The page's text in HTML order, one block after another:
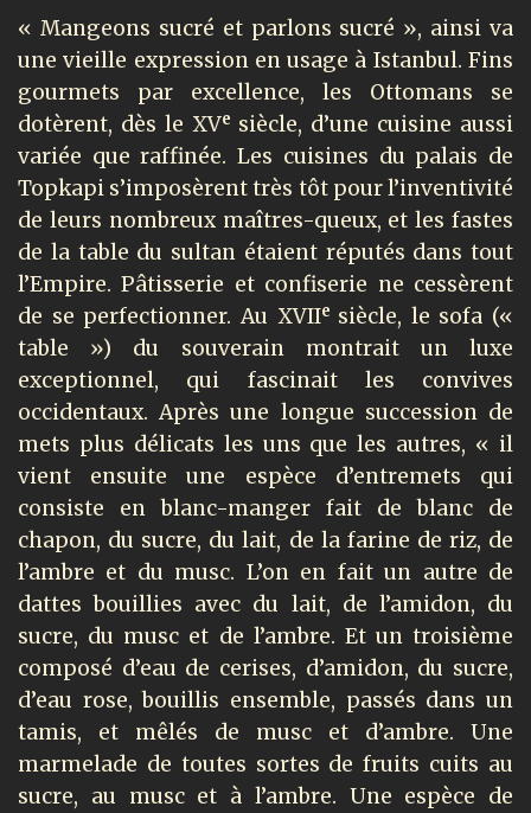
« Mangeons sucré et parlons sucré », ainsi va
une vieille expression en usage à Istanbul. Fins
gourmets par excellence, les Ottomans se
dotèrent, dès le XVe siècle, d’une cuisine aussi
variée que raffinée. Les cuisines du palais de
Topkapi s’imposèrent très tôt pour l’inventivité
de leurs nombreux maîtres-queux, et les fastes
de la table du sultan étaient réputés dans tout
l’Empire. Pâtisserie et confiserie ne cessèrent
de se perfectionner. Au XVIIe siècle, le sofa («
table ») du souverain montrait un luxe
exceptionnel, qui fascinait les convives
occidentaux. Après une longue succession de
mets plus délicats les uns que les autres, « il
vient ensuite une espèce d’entremets qui
consiste en blanc-manger fait de blanc de
chapon, du sucre, du lait, de la farine de riz, de
l’ambre et du musc. L’on en fait un autre de
dattes bouillies avec du lait, de l’amidon, du
sucre, du musc et de l’ambre. Et un troisième
composé d’eau de cerises, d’amidon, du sucre,
d’eau rose, bouillis ensemble, passés dans un
tamis, et mêlés de musc et d’ambre. Une
marmelade de toutes sortes de fruits cuits au
sucre, au musc et à l’ambre. Une espèce de